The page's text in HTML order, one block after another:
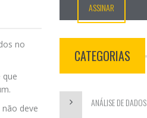
no
que
deve
CATEGORIAS
ANÁLISE DE DADOS